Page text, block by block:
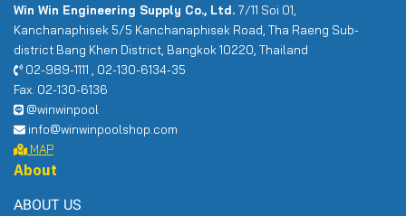
Win Win Engineering Supply Co., Ltd. 7/11 Soi 01,
Kanchanaphisek 5/5 Kanchanaphisek Road, Tha Raeng Sub-
district Bang Khen District, Bangkok 10220, Thailand
02-989-1111 , 02-130-6134-35
Fax. 02-130-6136
@winwinpool
info@winwinpoolshop.com
MAP
About
ABOUT US